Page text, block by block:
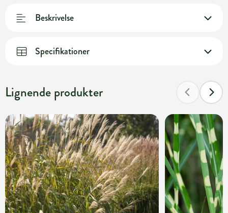
Beskrivelse
Specifikationer
Lignende produkter